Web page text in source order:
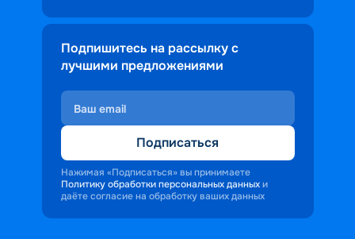
Подпишитесь на рассылку с
лучшими предложениями
Подписаться
Нажимая «Подписаться» вы принимаете
Политику обработки персональных данных и
даёте согласие на обработку ваших данных